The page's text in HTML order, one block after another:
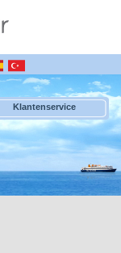
Klantenservice